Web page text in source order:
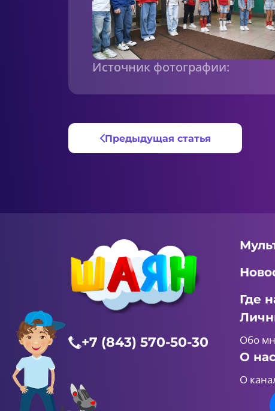
Источник фотографии:
Предыдущая статья
+7 (843) 570-50-30
Где
Обо
О
О